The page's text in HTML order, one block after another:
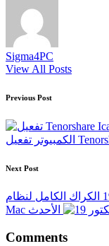
Sigma4PC
View All Posts
Post
navigation
Previous Post
Next Post
تحميل سايبرلينك باور ديريكتور 19 الكراك الكامل لنظام Windows و
Mac الأحدث
Comments